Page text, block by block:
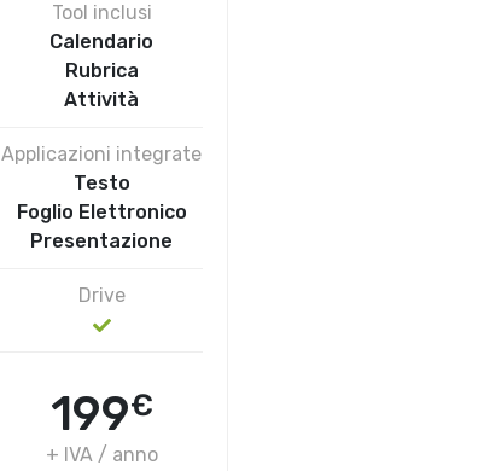
Tool inclusi
Calendario
Rubrica
Attività
Applicazioni integrate
Testo
Foglio Elettronico
Presentazione
Drive
199€
+ IVA / anno